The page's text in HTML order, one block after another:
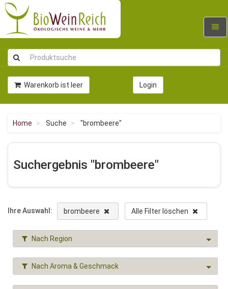
Warenkorb ist leer Login
Home Suche "brombeere"
Suchergebnis "brombeere"
Ihre Auswahl: brombeere Alle Filter löschen
Nach Region
Nach Aroma & Geschmack